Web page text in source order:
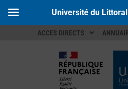
ACCES DIRECTS
Université du